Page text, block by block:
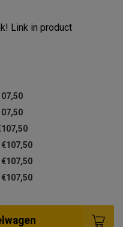
Link in product